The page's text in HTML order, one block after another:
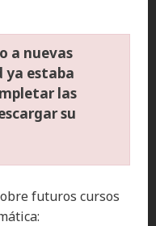
a nuevas
ya estaba
las
su
futuros cursos